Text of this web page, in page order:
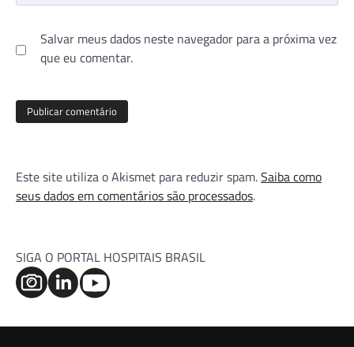
Salvar meus dados neste navegador para a próxima vez
que eu comentar.
Este site utiliza o Akismet para reduzir spam.Saiba como
seus dados em comentários são processados.
SIGA O PORTAL HOSPITAIS BRASIL